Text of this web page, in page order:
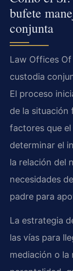
bufete
conjunta
Law Offices Of
custodia
El proceso
de la situación
factores que
determinar el
la relación del
necesidades
padre para
La estrategia
las vías para
mediación o la